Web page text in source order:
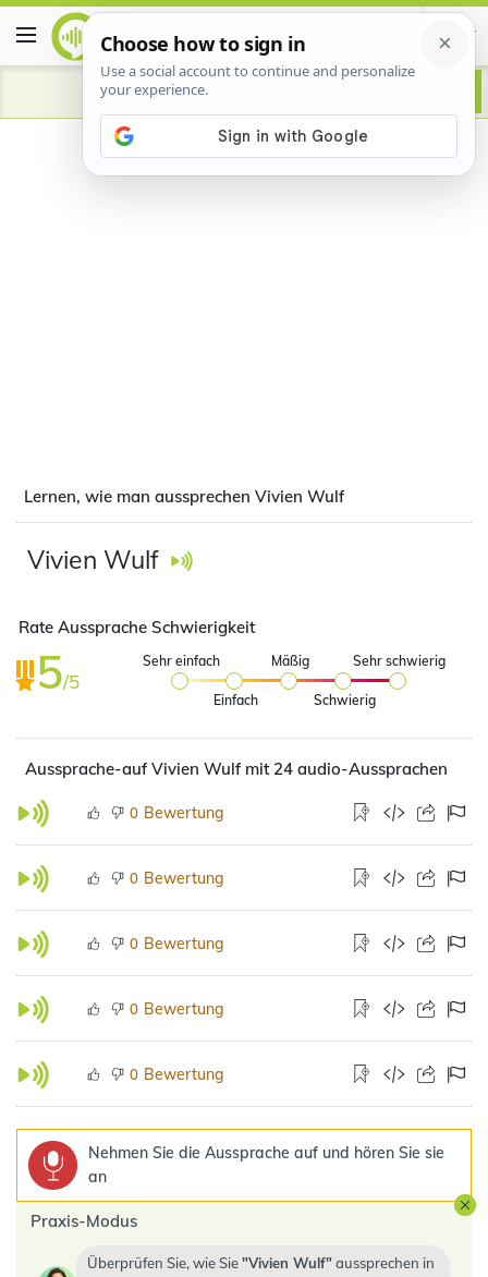
Advertisement
Lernen, wie man aussprechen Vivien Wulf
Vivien Wulf
Rate Aussprache Schwierigkeit
5/5
Sehr einfach
Einfach
Mäßig
Schwierig
Sehr schwierig
Aussprache-auf Vivien Wulf mit 24 audio-Aussprachen
0 Bewertung
0 Bewertung
0 Bewertung
0 Bewertung
0 Bewertung
Nehmen Sie die Aussprache auf und hören Sie sie
an
Praxis-Modus
Überprüfen Sie, wie Sie Vivien Wulf aussprechen in